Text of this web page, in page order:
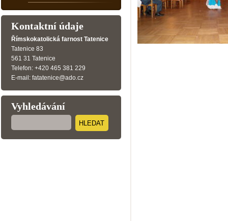
Kontaktní údaje
Římskokatolická farnost Tatenice
Tatenice 83
561 31 Tatenice
Telefon: +420 465 381 229
E-mail: fatatenice@ado.cz
Vyhledávání
HLEDAT